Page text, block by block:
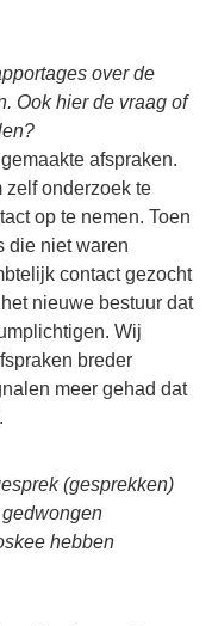
over de
Ook hier de vraag of
afspraken.
zelf onderzoek te
op te nemen. Toen
die niet waren
contact gezocht
nieuwe bestuur dat
Wij
breder
meer gehad dat
(gesprekken)
hebben